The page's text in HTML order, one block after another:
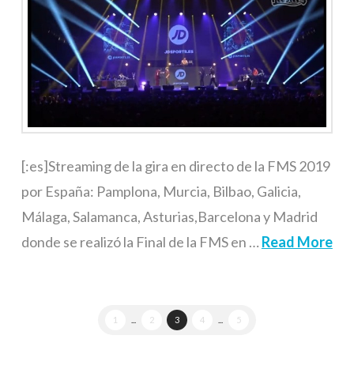
[:es]Streaming de la gira en directo de la FMS 2019
por España: Pamplona, Murcia, Bilbao, Galicia,
Málaga, Salamanca, Asturias,Barcelona y Madrid
donde se realizó la Final de la FMS en … Read More
1 2 3 4 5